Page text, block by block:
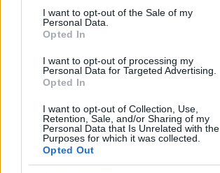
consent section.
I want to opt-out of the Sale of my
Personal Data.
Opted In
I want to opt-out of processing my
Personal Data for Targeted Advertising.
Opted In
I want to opt-out of Collection, Use,
Retention, Sale, and/or Sharing of my
Personal Data that Is Unrelated with the
Purposes for which it was collected.
Opted Out
Continua a leggere
SALUTE